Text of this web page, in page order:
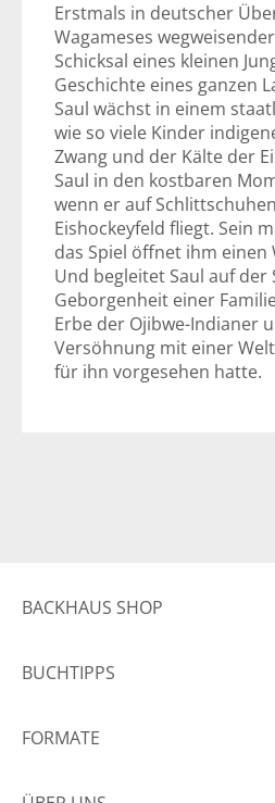
Erstmals in deutscher
Wagameses
Schicksal eines kleinen
Geschichte eines ganzen
Saul wächst in einem
wie so viele Kinder
Zwang und der Kälte der
Saul in den kostbaren
wenn er auf
Eishockeyfeld fliegt. Sein
das Spiel öffnet ihm einen
Und begleitet Saul auf der
Geborgenheit einer
Erbe der Ojibwe-Indianer
Versöhnung mit einer
für ihn vorgesehen hatte.
BACKHAUS SHOP
BUCHTIPPS
FORMATE